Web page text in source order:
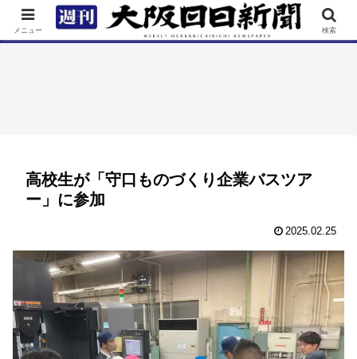
TOP 特集 ニュース 連載 街ネタ イベント
高校生が「守口ものづくり企業バスツア
ー」に参加
2025.02.25
メニュー 検索